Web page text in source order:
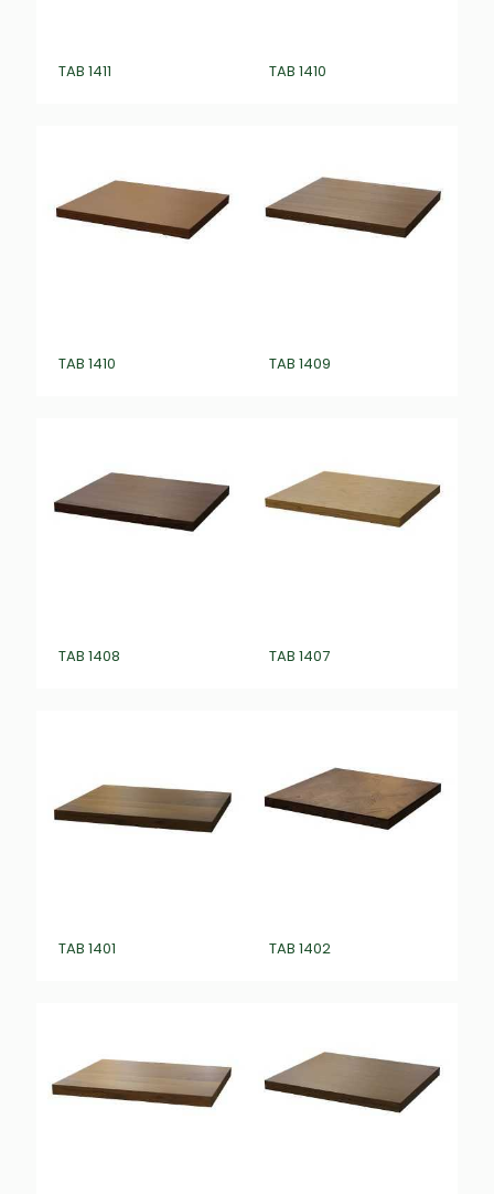
TAB 1411 TAB 1410
TAB 1410 TAB 1409
TAB 1408 TAB 1407
TAB 1401 TAB 1402